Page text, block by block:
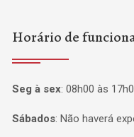
Horário de
Seg à sex: 08h00 às
Sábados: Não haverá